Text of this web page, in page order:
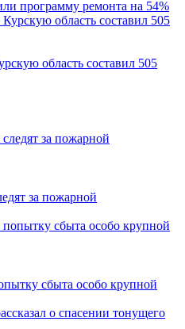
программу ремонта на 54%
область составил 505
за пожарной
сбыта особо крупной